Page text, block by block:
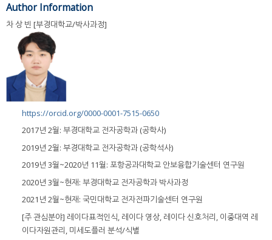
Author Information
차 상 빈 [부경대학교/박사과정]
https://orcid.org/0000-0001-7515-0650
2017년 2월: 부경대학교 전자공학과 (공학사)
2019년 2월: 부경대학교 전자공학과 (공학석사)
2019년 3월~2020년 11월: 포항공과대학교 안보융합기술센터 연구원
2020년 3월~현재: 부경대학교 전자공학과 박사과정
2021년 2월~현재: 국민대학교 전자전파기술센터 연구원
[주 관심분야] 레이다표적인식, 레이다 영상, 레이다 신호처리, 이중대역 레
이다자원관리, 미세도플러 분석/식별